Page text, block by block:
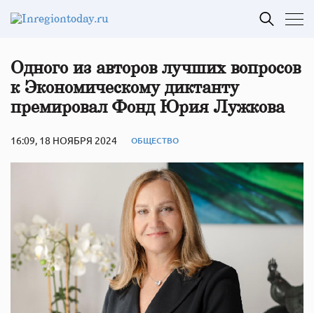
Одного из авторов лучших вопросов
к Экономическому диктанту
премировал Фонд Юрия Лужкова
16:09, 18 НОЯБРЯ 2024 ОБЩЕСТВО